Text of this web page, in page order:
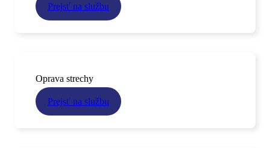
Prejsť na službu
Oprava strechy
Prejsť na službu